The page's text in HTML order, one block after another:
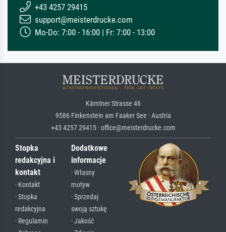
+43 4257 29415
support@meisterdrucke.com
Mo-Do: 7:00 - 16:00 | Fr: 7:00 - 13:00
Kärntner Strasse 46
9586 Finkenstein am Faaker See · Austria
+43 4257 29415 · office@meisterdrucke.com
Stopka
redakcyjna i
kontakt
· Kontakt
· Stopka
redakcyjna
· Regulamin
Dodatkowe
informacje
· Własny
motyw
· Sprzedaj
swoją sztukę
· Jakość